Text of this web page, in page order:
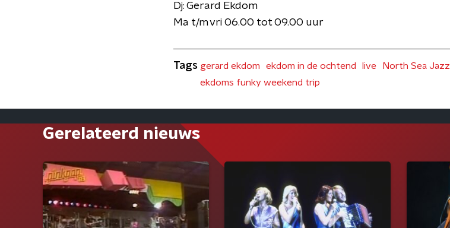
Dj: Gerard Ekdom
Ma t/m vri 06.00 tot 09.00 uur
Tags gerard ekdom ekdom in de ochtend live North Sea Jazz
ekdoms funky weekend trip
Gerelateerd nieuws